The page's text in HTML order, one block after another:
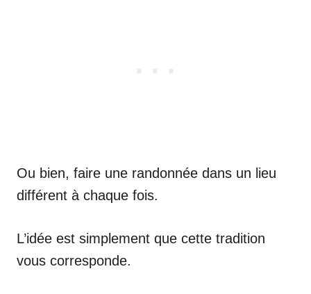
Ou bien, faire une randonnée dans un lieu
différent à chaque fois.
L’idée est simplement que cette tradition
vous corresponde.